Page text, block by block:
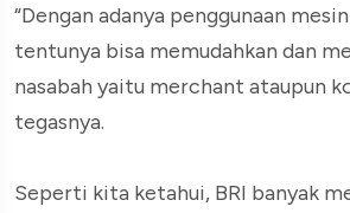
“Dengan adanya penggunaan
tentunya bisa memudahkan dan
nasabah yaitu merchant ataupun
tegasnya.
Seperti kita ketahui, BRI banyak